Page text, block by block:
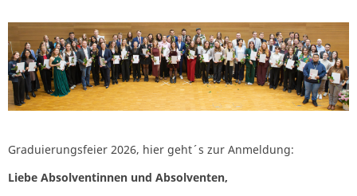
Graduierungsfeier 2026, hier geht´s zur Anmeldung:
Liebe Absolventinnen und Absolventen,